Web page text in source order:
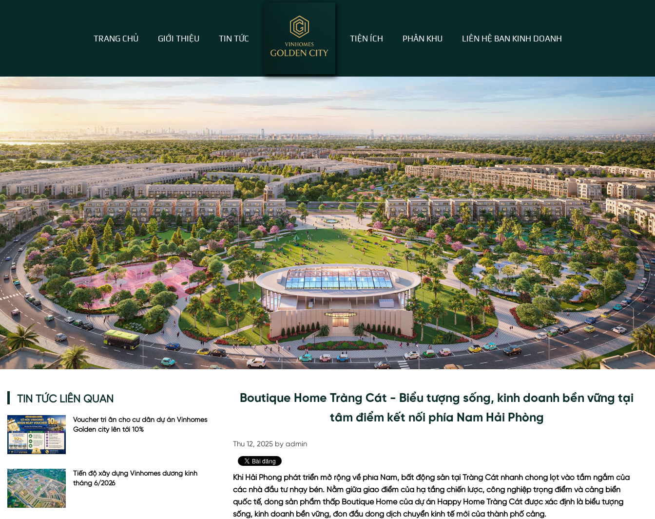
TRANG CHỦ GIỚI THIỆU TIN TỨC TIỆN ÍCH PHÂN KHU LIÊN HỆ BAN KINH DOANH
Boutique Home Tràng Cát - Biểu tượng sống, kinh doanh bền vững tại
tâm điểm kết nối phía Nam Hải Phòng
Thu 12, 2025 by admin
Khi Hải Phòng phát triển mở rộng về phía Nam, bất động sản tại Tràng Cát nhanh chóng lọt vào tầm ngắm của
các nhà đầu tư nhạy bén. Nằm giữa giao điểm của hạ tầng chiến lược, công nghiệp trọng điểm và cảng biển
quốc tế, dòng sản phẩm thấp Boutique Home của dự án Happy Home Tràng Cát được xác định là biểu tượng
sống, kinh doanh bền vững, đón đầu dòng dịch chuyển kinh tế mới của thành phố cảng.
TIN TỨC LIÊN QUAN
Voucher tri ân cho cư dân dự án Vinhomes
Golden city lên tới 10%
Tiến độ xây dựng Vinhomes dương kinh
tháng 6/2026